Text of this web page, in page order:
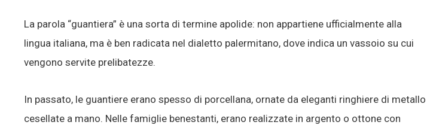
La parola “guantiera” è una sorta di termine apolide: non appartiene ufficialmente alla
lingua italiana, ma è ben radicata nel dialetto palermitano, dove indica un vassoio su cui
vengono servite prelibatezze.
In passato, le guantiere erano spesso di porcellana, ornate da eleganti ringhiere di metallo
cesellate a mano. Nelle famiglie benestanti, erano realizzate in argento o ottone con